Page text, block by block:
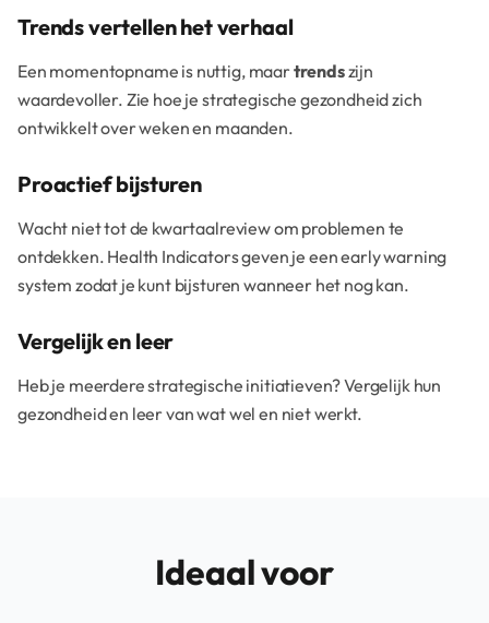
Trends vertellen het verhaal
Een momentopname is nuttig, maartrendszijn
waardevoller. Zie hoe je strategische gezondheid zich
ontwikkelt over weken en maanden.
Proactief bijsturen
Wacht niet tot de kwartaalreview om problemen te
ontdekken. Health Indicators geven je een early warning
system zodat je kunt bijsturen wanneer het nog kan.
Vergelijk en leer
Heb je meerdere strategische initiatieven? Vergelijk hun
gezondheid en leer van wat wel en niet werkt.
Ideaal voor